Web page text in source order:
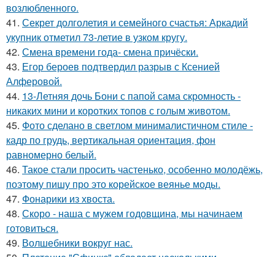
возлюбленного.
41. Секрет долголетия и семейного счастья: Аркадий
укупник отметил 73-летие в узком кругу.
42. Смена времени года- смена причёски.
43. Егор бероев подтвердил разрыв с Ксенией
Алферовой.
44. 13-Летняя дочь Бони с папой сама скромность -
никаких мини и коротких топов с голым животом.
45. Фото сделано в светлом минималистичном стиле -
кадр по грудь, вертикальная ориентация, фон
равномерно белый.
46. Такое стали просить частенько, особенно молодёжь,
поэтому пишу про это корейское веянье моды.
47. Фонарики из хвоста.
48. Скоро - наша с мужем годовщина, мы начинаем
готовиться.
49. Волшебники вокруг нас.